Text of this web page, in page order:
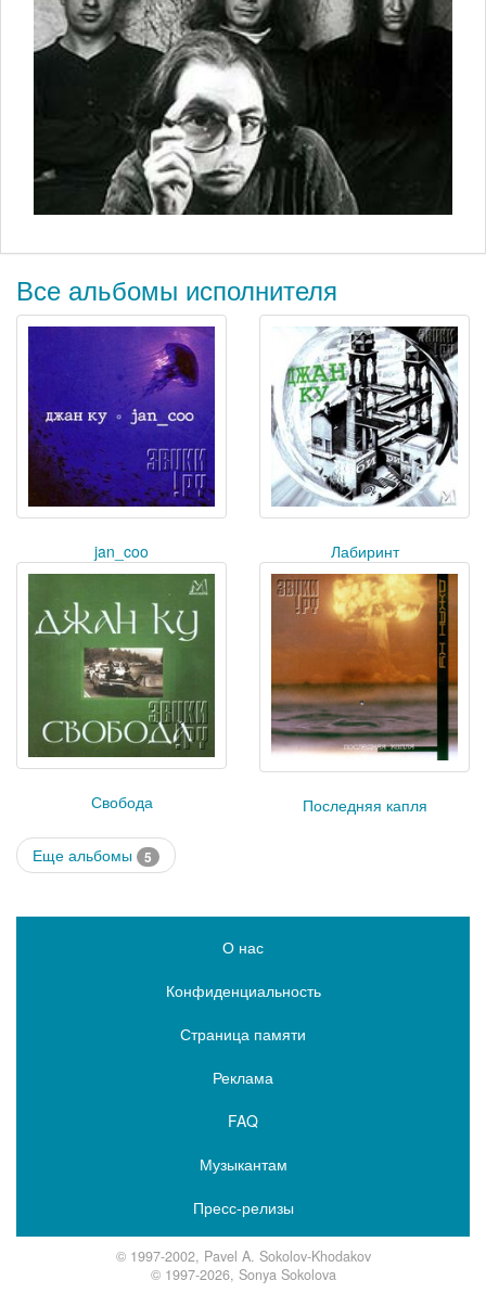
Все альбомы исполнителя
jan_coo Лабиринт
Свобода Последняя капля
Еще альбомы 5
О нас
Конфиденциальность
Страница памяти
Реклама
FAQ
Музыкантам
Пресс-релизы
© 1997-2002, Pavel A. Sokolov-Khodakov
© 1997-2026, Sonya Sokolova